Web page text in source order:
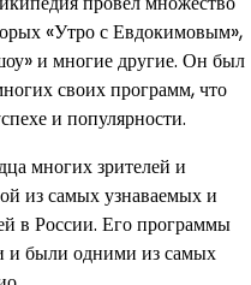
«Утро с Евдокимовым»,
и многие другие. Он был
своих программ, что
и популярности.
многих зрителей и
из самых узнаваемых и
в России. Его программы
и были одними из самых